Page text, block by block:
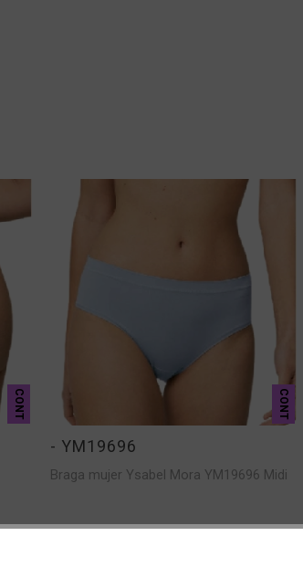
CONT CONT
- YM19696
Braga mujer Ysabel Mora YM19696 Midi
VER MÁS